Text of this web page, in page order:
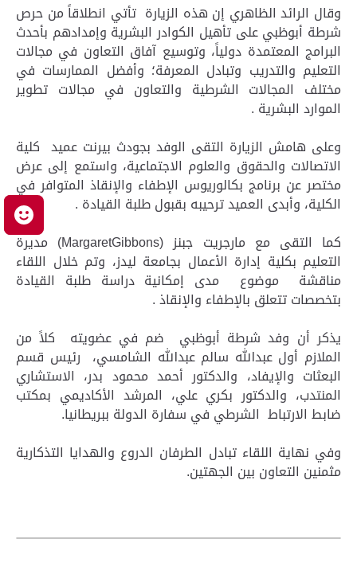
وقال الرائد الظاهري إن هذه الزيارة تأتي انطلاقاً من حرص
شرطة أبوظبي على تأهيل الكوادر البشرية وإمدادهم بأحدث
البرامج المعتمدة دولياً، وتوسيع آفاق التعاون في مجالات
التعليم والتدريب وتبادل المعرفة؛ وأفضل الممارسات في
مختلف المجالات الشرطية والتعاون في مجالات تطوير
الموارد البشرية .
وعلى هامش الزيارة التقى الوفد بجودث بيرنت عميد كلية
الاتصالات والحقوق والعلوم الاجتماعية، واستمع إلى عرض
مختصر عن برنامج بكالوريوس الإطفاء والإنقاذ المتوافر في
الكلية، وأبدى العميد ترحيبه بقبول طلبة القيادة .
كما التقى مع مارجريت جبنز (MargaretGibbons) مديرة
التعليم بكلية إدارة الأعمال بجامعة ليدز، وتم خلال اللقاء
مناقشة موضوع مدى إمكانية دراسة طلبة القيادة
بتخصصات تتعلق بالإطفاء والإنقاذ .
يذكر أن وفد شرطة أبوظبي ضم في عضويته كلاً من
الملازم أول عبدالله سالم عبدالله الشامسي، رئيس قسم
البعثات والإيفاد، والدكتور أحمد محمود بدر، الاستشاري
المنتدب، والدكتور بكري علي، المرشد الأكاديمي بمكتب
ضابط الارتباط الشرطي في سفارة الدولة ببريطانيا.
وفي نهاية اللقاء تبادل الطرفان الدروع والهدايا التذكارية
مثمنين التعاون بين الجهتين.